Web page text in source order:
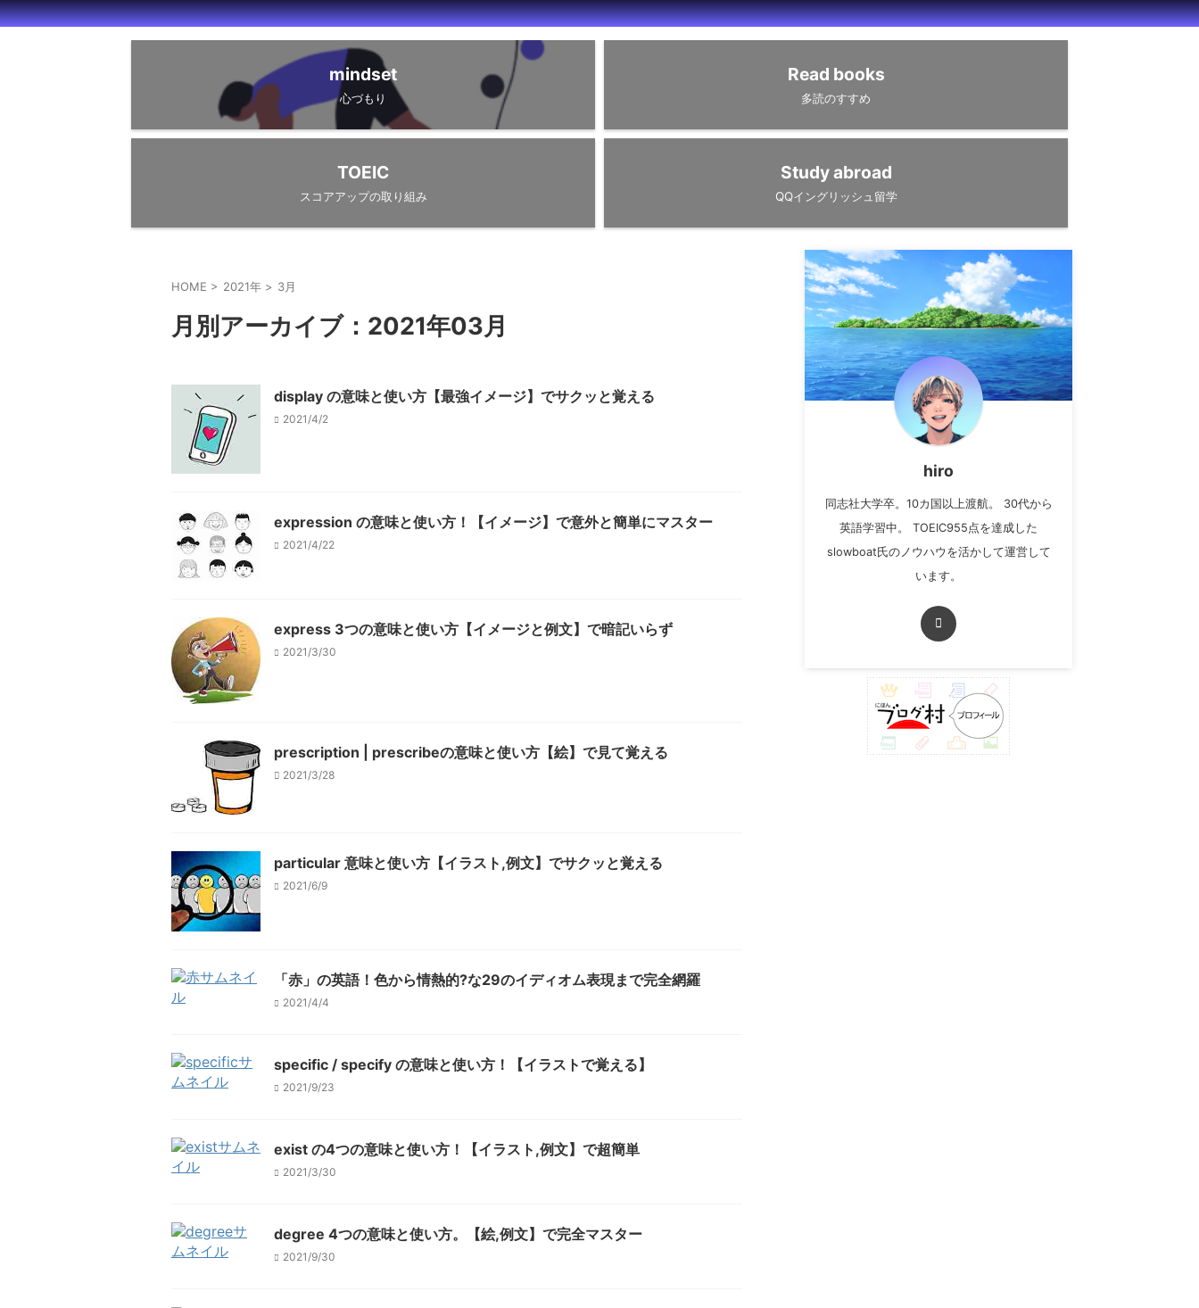
mindset
心づもり
Read books
多読のすすめ
TOEIC
スコアアップの取り組み
Study abroad
QQイングリッシュ留学
HOME > 2021年 > 3月
月別アーカイブ：2021年03月
display の意味と使い方【最強イメージ】でサクッと覚える
2021/4/2
expression の意味と使い方！【イメージ】で意外と簡単にマスター
2021/4/22
express 3つの意味と使い方【イメージと例文】で暗記いらず
2021/3/30
prescription | prescribeの意味と使い方【絵】で見て覚える
2021/3/28
particular 意味と使い方【イラスト,例文】でサクッと覚える
2021/6/9
「赤」の英語！色から情熱的?な29のイディオム表現まで完全網羅
2021/4/4
specific / specify の意味と使い方！【イラストで覚える】
2021/9/23
exist の4つの意味と使い方！【イラスト,例文】で超簡単
2021/3/30
degree 4つの意味と使い方。【絵,例文】で完全マスター
2021/9/30
hiro
同志社大学卒。10カ国以上渡航。 30代から
英語学習中。 TOEIC955点を達成した
slowboat氏のノウハウを活かして運営して
います。